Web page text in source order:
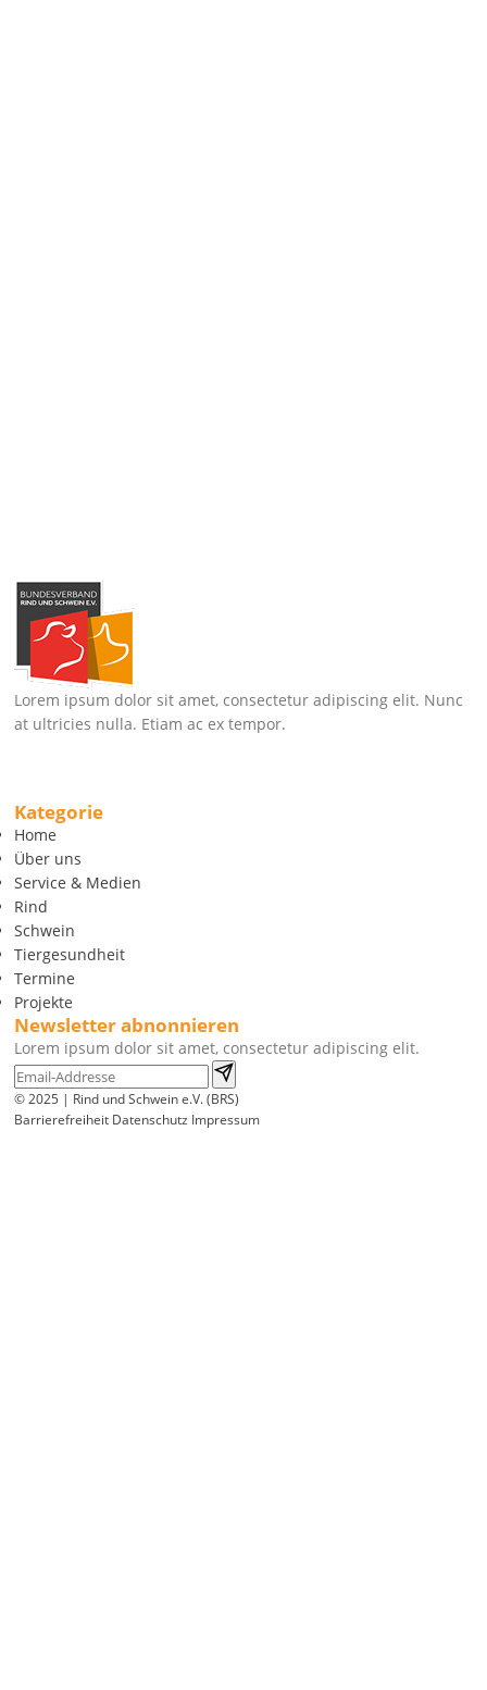
Lorem ipsum dolor sit amet, consectetur adipiscing elit. Nunc
at ultricies nulla. Etiam ac ex tempor.
Kategorie
Home
Über uns
Service & Medien
Rind
Schwein
Tiergesundheit
Termine
Projekte
Newsletter abnonnieren
Lorem ipsum dolor sit amet, consectetur adipiscing elit.
© 2025 | Rind und Schwein e.V. (BRS)
Barrierefreiheit Datenschutz Impressum